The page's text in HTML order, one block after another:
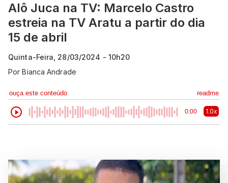
Alô Juca na TV: Marcelo Castro
estreia na TV Aratu a partir do dia
15 de abril
Quinta-Feira, 28/03/2024 - 10h20
PorBianca Andrade
ouça este conteúdo readme
0:00 1.0x